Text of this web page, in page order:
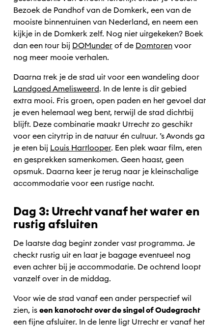
Bezoek de Pandhof van de Domkerk, een van de
mooiste binnentuinen van Nederland, en neem een
kijkje in de Domkerk zelf. Nog niet uitgekeken? Boek
dan een tour bij DOMunder of de Domtoren voor
nog meer mooie verhalen.
Daarna trek je de stad uit voor een wandeling door
Landgoed Amelisweerd. In de lente is dit gebied
extra mooi. Fris groen, open paden en het gevoel dat
je even helemaal weg bent, terwijl de stad dichtbij
blijft. Deze combinatie maakt Utrecht zo geschikt
voor een citytrip in de natuur én cultuur. ’s Avonds ga
je eten bij Louis Hartlooper. Een plek waar film, eten
en gesprekken samenkomen. Geen haast, geen
opsmuk. Daarna keer je terug naar je kleinschalige
accommodatie voor een rustige nacht.
Dag 3: Utrecht vanaf het water en
rustig afsluiten
De laatste dag begint zonder vast programma. Je
checkt rustig uit en laat je bagage eventueel nog
even achter bij je accommodatie. De ochtend loopt
vanzelf over in de middag.
Voor wie de stad vanaf een ander perspectief wil
zien, is een kanotocht over de singel of Oudegracht
een fijne afsluiter. In de lente ligt Utrecht er vanaf het